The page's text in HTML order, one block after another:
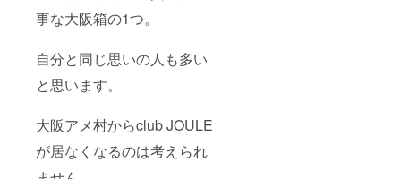
事な大阪箱の1つ。
自分と同じ思いの人も多い
と思います。
大阪アメ村からclub JOULE
が居なくなるのは考えられ